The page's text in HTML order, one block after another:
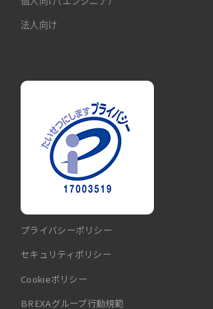
法人向け
プライバシーポリシー
セキュリティポリシー
Cookieポリシー
BREXAグループ行動規範